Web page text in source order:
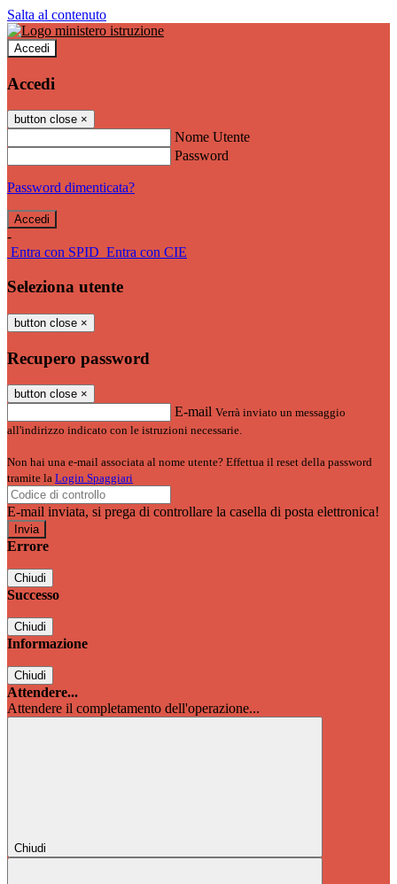
Salta al contenuto
Accedi
Accedi
button close ×
Nome Utente
Password
Password dimenticata?
-
Entra con SPID Entra con CIE
Seleziona utente
button close ×
Recupero password
button close ×
E-mail Verrà inviato un messaggio
all'indirizzo indicato con le istruzioni necessarie.
Non hai una e-mail associata al nome utente? Effettua il reset della password
tramite la Login Spaggiari
E-mail inviata, si prega di controllare la casella di posta elettronica!
Errore
Chiudi
Successo
Chiudi
Informazione
Chiudi
Attendere...
Attendere il completamento dell'operazione...
Chiudi